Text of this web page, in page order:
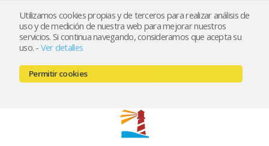
Utilizamos cookies propias y de terceros para realizar análisis de
uso y de medición de nuestra web para mejorar nuestros
servicios. Si continua navegando, consideramos que acepta su
uso. - Ver detalles
Permitir cookies
Registrarse Mi cuenta
666521122 // 654999333